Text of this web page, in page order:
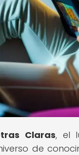
Claras, el
de